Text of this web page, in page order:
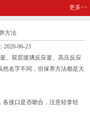
更多>>
方法
2020-06-23
、双层玻璃反应釜、高压反应
名字不同，但保养方法都是大
接口是否吻合，注意轻拿轻